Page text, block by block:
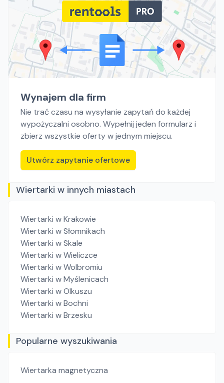
Wynajem dla firm
Nie trać czasu na wysyłanie zapytań do każdej
wypożyczalni osobno. Wypełnij jeden formularz i
zbierz wszystkie oferty w jednym miejscu.
Utwórz zapytanie ofertowe
Wiertarki w innych miastach
Wiertarki w Krakowie
Wiertarki w Słomnikach
Wiertarki w Skale
Wiertarki w Wieliczce
Wiertarki w Wolbromiu
Wiertarki w Myślenicach
Wiertarki w Olkuszu
Wiertarki w Bochni
Wiertarki w Brzesku
Popularne wyszukiwania
Wiertarka magnetyczna